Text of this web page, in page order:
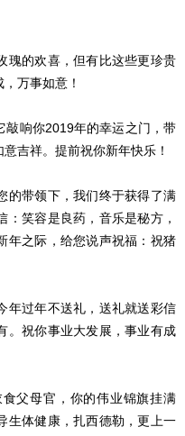
瑰的欢喜，但有比这些更珍贵
万事如意！
敲响你2019年的幸运之门，带
吉祥。提前祝你新年快乐！
的带领下，我们终于获得了满
笑容是良药，音乐是秘方，
年之际，给您说声祝福：祝猪
年过年不送礼，送礼就送彩信
。祝你事业大发展，事业有成
父母官，你的伟业锦旗挂满
生体健康，扎西德勒，更上一